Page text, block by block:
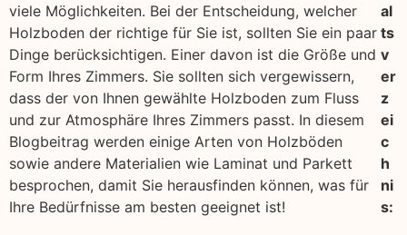
viele Möglichkeiten. Bei der Entscheidung, welcher
Holzboden der richtige für Sie ist, sollten Sie ein paar
Dinge berücksichtigen. Einer davon ist die Größe und
Form Ihres Zimmers. Sie sollten sich vergewissern,
dass der von Ihnen gewählte Holzboden zum Fluss
und zur Atmosphäre Ihres Zimmers passt. In diesem
Blogbeitrag werden einige Arten von Holzböden
sowie andere Materialien wie Laminat und Parkett
besprochen, damit Sie herausfinden können, was für
Ihre Bedürfnisse am besten geeignet ist!
al
ts
v
er
z
ei
c
h
ni
s: